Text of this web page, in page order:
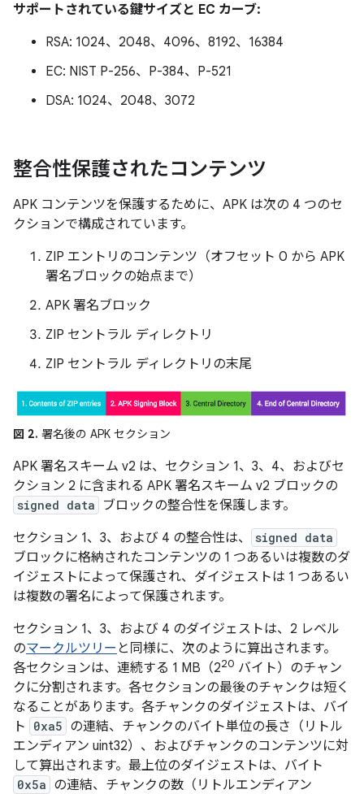
サポートされている鍵サイズと EC カーブ:
RSA: 1024、2048、4096、8192、16384
EC: NIST P-256、P-384、P-521
DSA: 1024、2048、3072
整合性保護されたコンテンツ
APK コンテンツを保護するために、APK は次の 4 つのセ
クションで構成されています。
ZIP エントリのコンテンツ（オフセット 0 から APK
署名ブロックの始点まで）
APK 署名ブロック
ZIP セントラル ディレクトリ
ZIP セントラル ディレクトリの末尾
図 2. 署名後の APK セクション
APK 署名スキーム v2 は、セクション 1、3、4、およびセ
クション 2 に含まれる APK 署名スキーム v2 ブロックの
signed data
ブロックの整合性を保護します。
セクション 1、3、および 4 の整合性は、
signed data
ブロックに格納されたコンテンツの 1 つあるいは複数のダ
イジェストによって保護され、ダイジェストは 1 つあるい
は複数の署名によって保護されます。
セクション 1、3、および 4 のダイジェストは、2 レベル
のマークルツリー と同様に、次のように算出されます。
各セクションは、連続する 1 MB（220 バイト）のチャン
クに分割されます。各セクションの最後のチャンクは短く
なることがあります。各チャンクのダイジェストは、バイ
ト
0xa5 の連結、チャンクのバイト単位の長さ（リトル
エンディアン uint32）、およびチャンクのコンテンツに対
して算出されます。最上位のダイジェストは、バイト
0x5a の連結、チャンクの数（リトルエンディアン